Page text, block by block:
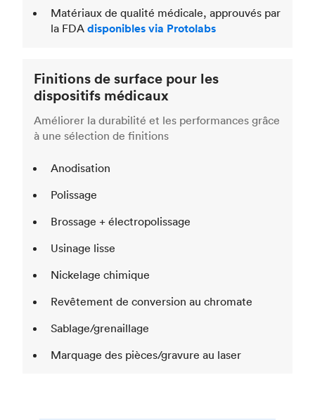
Matériaux de qualité médicale, approuvés par
la FDA disponibles via Protolabs
Finitions de surface pour les
dispositifs médicaux
Améliorer la durabilité et les performances grâce
à une sélection de finitions
Anodisation
Polissage
Brossage + électropolissage
Usinage lisse
Nickelage chimique
Revêtement de conversion au chromate
Sablage/grenaillage
Marquage des pièces/gravure au laser